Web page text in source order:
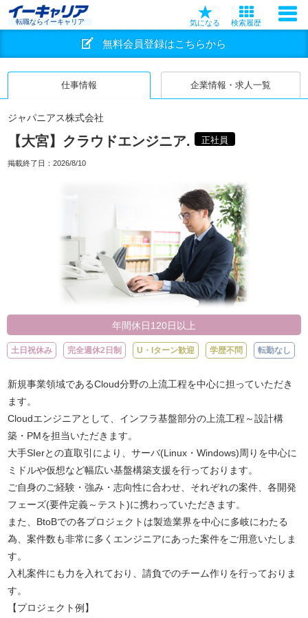
転職ならイーキャリア 気になる 検索履歴
無料会員登録はこちらから
仕事情報 企業情報・求人一覧
ジャパニアス株式会社
【大宮】クラウドエンジニア. 正社員
掲載終了日： 2026/8/10
年間休日120日以上
土日祝休み 完全週休2日制 U・Iターン歓迎 学歴不問 転勤なし
新規事業領域であるCloud分野の上流工程を中心に担っていただき
ます。
Cloudエンジニアとして、インフラ基盤部分の上流工程～設計構
築・PMを担当いただきます。
大手SIerとの直取引により、サーバ(Linux・Windows)周りを中心に
ミドルや仮想など幅広い基盤構築支援を行っております。
ご自身のご経験・強み・志向性に合わせ、それぞれの案件、各開発
フェーズ(要件定義～テスト)に携わっていただきます。
また、BtoBでの各プロジェクトは製造業界を中心に多岐にわたる
為、案件数も非常に多くエンジニアにあった案件をご用意いたしま
す。
入札案件にも力を入れており、請負でのチーム作りを行っておりま
す。
【プロジェクト例】